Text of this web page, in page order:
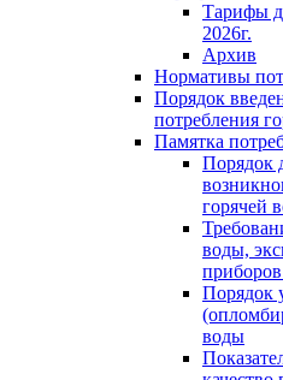
Тарифы
2026г.
Архив
Нормативы
Порядок
потребления
Памятка
Порядок
горячей
воды,
Порядок
воды